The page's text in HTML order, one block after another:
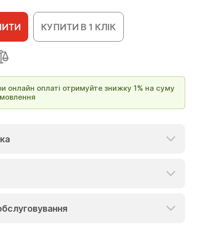
КУПИТИ В 1 КЛІК
онлайн оплаті отримуйте знижку 1% на суму